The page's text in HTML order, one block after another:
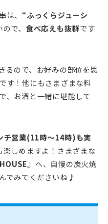
は、 “ふっくらジューシ
で、 食べ応えも抜群です
るので、お好みの部位を思
す！他にもさまざまな料
、お酒と一緒に堪能して
チ営業(11時～14時)も実
楽しめますよ！さまざまな
』 へ、自慢の炭火焼
でみてくださいね♪